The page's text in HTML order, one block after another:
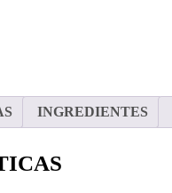
INGREDIENTES